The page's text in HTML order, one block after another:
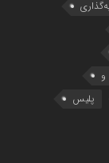
و
پلیس